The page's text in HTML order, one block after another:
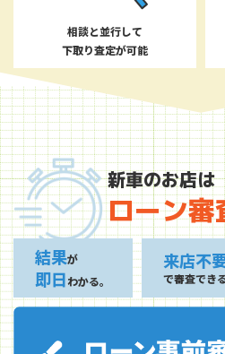
相談と並行して
下取り査定が可能
新車のお店は
ローン審
結果が
即日わかる。
来店不
で審査できる